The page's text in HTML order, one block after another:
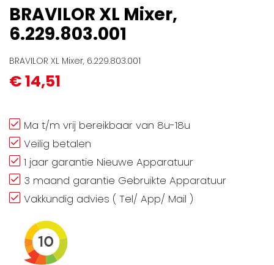
begin
van
de
gallerij
BRAVILOR XL Mixer,
6.229.803.001
BRAVILOR XL Mixer, 6.229.803.001
€ 14,51
Ma t/m vrij bereikbaar van 8u-18u
Veilig betalen
1 jaar garantie Nieuwe Apparatuur
3 maand garantie Gebruikte Apparatuur
Vakkundig advies ( Tel/ App/ Mail )